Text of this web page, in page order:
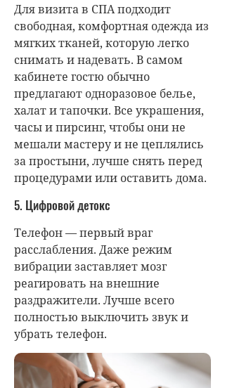
Для визита в СПА подходит
свободная, комфортная одежда из
мягких тканей, которую легко
снимать и надевать. В самом
кабинете гостю обычно
предлагают одноразовое белье,
халат и тапочки. Все украшения,
часы и пирсинг, чтобы они не
мешали мастеру и не цеплялись
за простыни, лучше снять перед
процедурами или оставить дома.
5. Цифровой детокс
Телефон — первый враг
расслабления. Даже режим
вибрации заставляет мозг
реагировать на внешние
раздражители. Лучше всего
полностью выключить звук и
убрать телефон.